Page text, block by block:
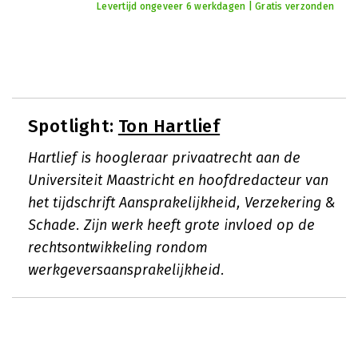
Levertijd ongeveer 6 werkdagen | Gratis verzonden
Spotlight: Ton Hartlief
Hartlief is hoogleraar privaatrecht aan de
Universiteit Maastricht en hoofdredacteur van
het tijdschrift Aansprakelijkheid, Verzekering &
Schade. Zijn werk heeft grote invloed op de
rechtsontwikkeling rondom
werkgeversaansprakelijkheid.